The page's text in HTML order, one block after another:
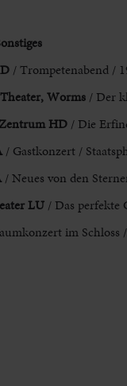
/ Trompetenabend /
Worms / Der
HD / Die
/ Gastkonzert /
/ Neues von den
LU/ Das perfekte
im Schloss